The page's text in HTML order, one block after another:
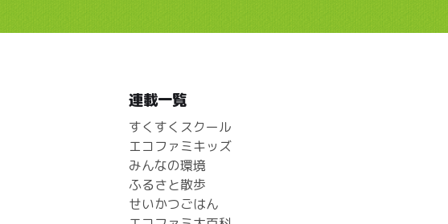
連載一覧
すくすくスクール
エコファミキッズ
みんなの環境
ふるさと散歩
せいかつごはん